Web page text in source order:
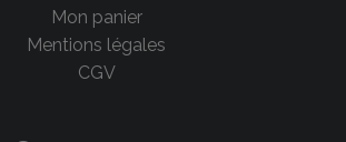
Mon panier
Mentions légales
CGV